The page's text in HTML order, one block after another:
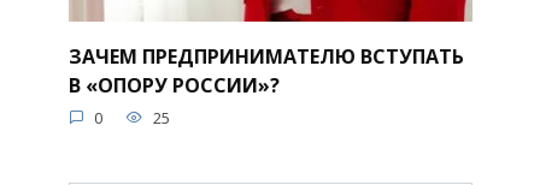
ЗАЧЕМ ПРЕДПРИНИМАТЕЛЮ ВСТУПАТЬ
В «ОПОРУ РОССИИ»?
0 25